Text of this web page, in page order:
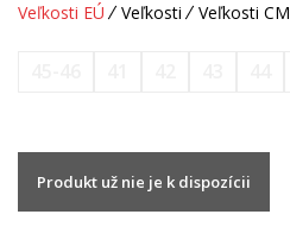
Veľkosti EÚ Veľkosti Veľkosti CM
Produkt už nie je k dispozícii